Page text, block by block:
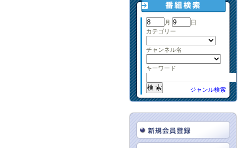
月
日
カテゴリー
チャンネル名
キーワード
ジャンル検索